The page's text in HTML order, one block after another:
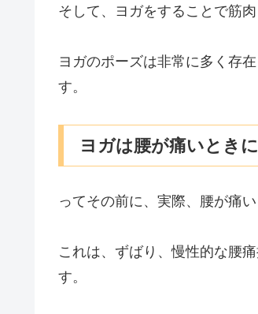
そして、ヨガをすることで筋
ヨガのポーズは非常に多く存
す。
ヨガは腰が痛いとき
ってその前に、実際、腰が痛
これは、ずばり、慢性的な腰
す。